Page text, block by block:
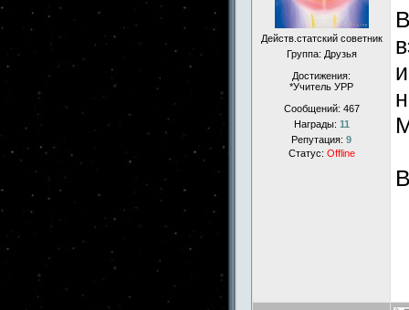
Действ.статский советник
Группа: Друзья
Достижения:
*Учитель УРР
Сообщений: 467
Награды: 11
Репутация: 9
Статус: Offline